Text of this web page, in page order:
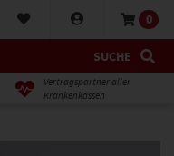
0
SUCHE
Vertragspartner aller
Krankenkassen